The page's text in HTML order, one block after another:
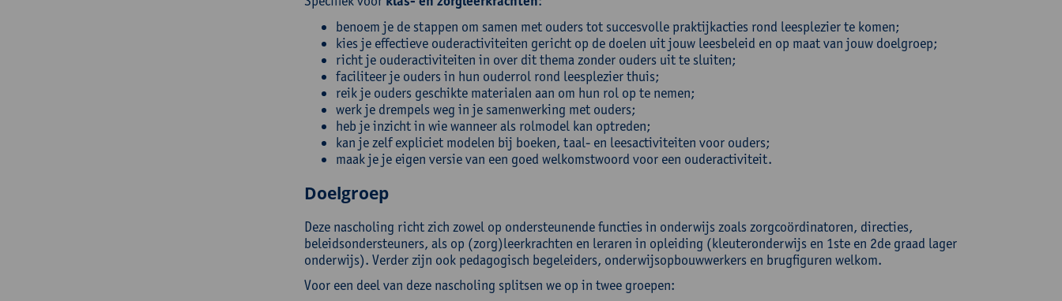
benoem je de stappen om samen met ouders tot succesvolle praktijkacties rond leesplezier te komen;
kies je effectieve ouderactiviteiten gericht op de doelen uit jouw leesbeleid en op maat van jouw doelgroep;
richt je ouderactiviteiten in over dit thema zonder ouders uit te sluiten;
faciliteer je ouders in hun ouderrol rond leesplezier thuis;
reik je ouders geschikte materialen aan om hun rol op te nemen;
werk je drempels weg in je samenwerking met ouders;
heb je inzicht in wie wanneer als rolmodel kan optreden;
kan je zelf expliciet modelen bij boeken, taal- en leesactiviteiten voor ouders;
maak je je eigen versie van een goed welkomstwoord voor een ouderactiviteit.
Doelgroep
Deze nascholing richt zich zowel op ondersteunende functies in onderwijs zoals zorgcoördinatoren, directies,
beleidsondersteuners, als op (zorg)leerkrachten en leraren in opleiding (kleuteronderwijs en 1ste en 2de graad lager
onderwijs). Verder zijn ook pedagogisch begeleiders, onderwijsopbouwwerkers en brugfiguren welkom.
Voor een deel van deze nascholing splitsen we op in twee groepen: